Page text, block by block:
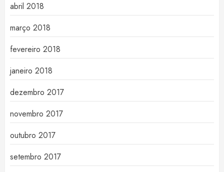
abril 2018
março 2018
fevereiro 2018
janeiro 2018
dezembro 2017
novembro 2017
outubro 2017
setembro 2017